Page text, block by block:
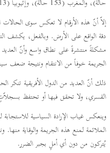
حالة)، والمغرب (153 حالة)، وإثيوبيا (113 حالة).
إلاّ أنّ هذه الأرقام لا تعكس سوى الحالات
دقة الواقع على الأرض. وبالفعل، يكشف
مشكلةً منتشرةً على نطاق واسع وأنّ
الجريمة خوفاً من الانتقام ونتيجة ضعف
ذلك أنّ العديد من الدول الأفريقية تنكر
القسري، ولا تحقق فيها أو تحتفظ
وينعكس غياب الإرادة السياسية
الملائمة لمنع هذه الجريمة والوقاية
يُتركون من دون أي أملٍ بجبر الضرر.